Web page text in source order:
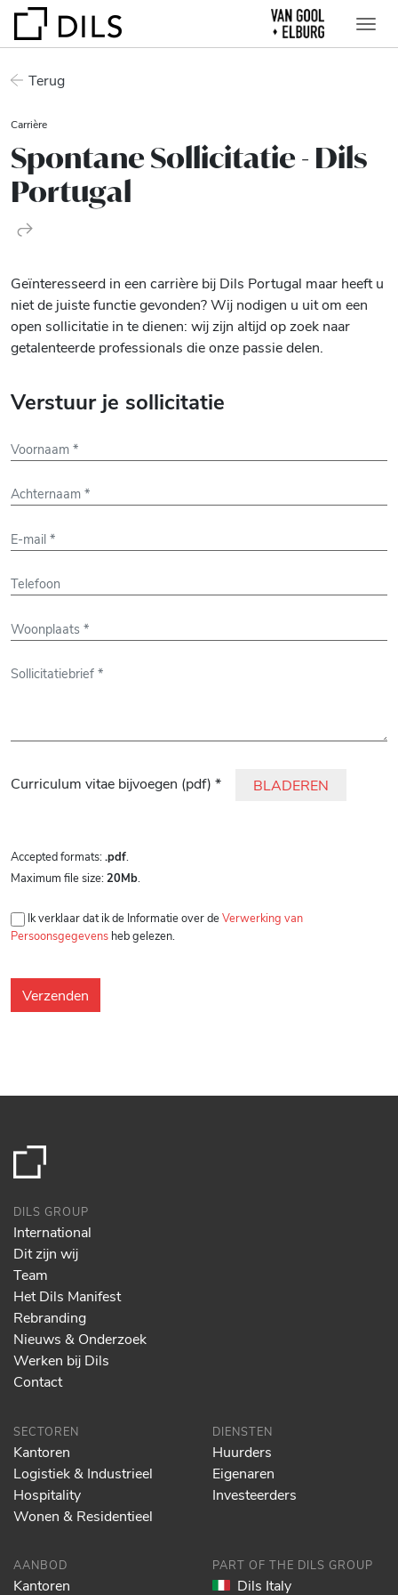
Terug
Carrière
Spontane Sollicitatie - Dils
Portugal
Geïnteresseerd in een carrière bij Dils Portugal maar heeft u
niet de juiste functie gevonden? Wij nodigen u uit om een
open sollicitatie in te dienen: wij zijn altijd op zoek naar
getalenteerde professionals die onze passie delen.
Verstuur je sollicitatie
Curriculum vitae bijvoegen (pdf) *
BLADEREN
Accepted formats: .pdf
Maximum file size: 20Mb
Ik verklaar dat ik de Informatie over deVerwerking van
Persoonsgegevens heb gelezen.
DILS GROUP
International
Dit zijn wij
Team
Het Dils Manifest
Rebranding
Nieuws & Onderzoek
Werken bij Dils
Contact
SECTOREN
Kantoren
Logistiek & Industrieel
Hospitality
Wonen & Residentieel
DIENSTEN
Huurders
Eigenaren
Investeerders
AANBOD
Kantoren
PART OF THE DILS GROUP
Dils Italy